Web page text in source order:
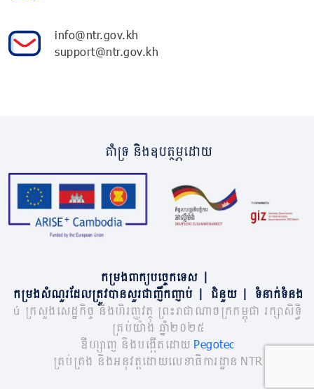
info@ntr.gov.kh
support@ntr.gov.kh
គាំទ្រ និងឧបត្ថម្ភដោយ
កម្រងពាក្យបច្ចេកទេស
កម្រងសំណួរដែលត្រូវបានសួរជាញឹកញាប់
ជំនួយ
ទំនាក់ទំនង
© ក្រសួងសេដ្ឋកិច្ច និងហិរញ្ញវត្ថុ ព្រះរាជាណាចក្រកម្ពុជា រក្សាសិទ្ធិ
គ្រប់យ៉ាង ឆ្នាំ២០២៥
ឌីហ្សាញ និងបង្កើតដោយ Pegotec
គ្រប់គ្រង និងអនុវត្តដោយលេខាធិការដ្ឋាន NTR